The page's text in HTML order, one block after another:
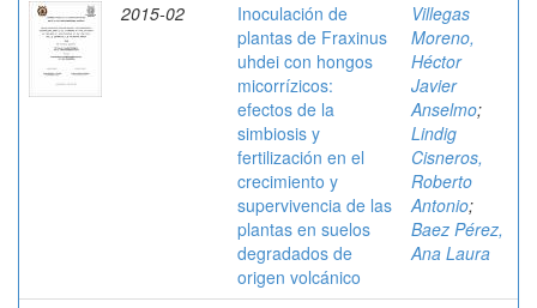
2015-02
Inoculación de
plantas de Fraxinus
uhdei con hongos
micorrízicos:
efectos de la
simbiosis y
fertilización en el
crecimiento y
supervivencia de las
plantas en suelos
degradados de
origen volcánico
Villegas
Moreno,
Héctor
Javier
Anselmo;
Lindig
Cisneros,
Roberto
Antonio;
Baez Pérez,
Ana Laura